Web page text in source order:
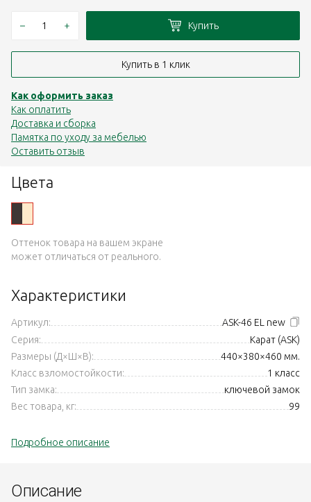
Цвета
Оттенок товара на вашем экране
может отличаться от реального.
Характеристики
Артикул:
ASK-46 EL new
Серия:
Карат (ASK)
Размеры (Д×Ш×В):
440×380×460 мм.
Класс взломостойкости:
1 класс
Тип замка:
ключевой замок
Вес товара, кг:
99
Подробное описание
– + Купить
Купить в 1 клик
Как оформить заказ
Как оплатить
Доставка и сборка
Памятка по уходу за мебелью
Оставить отзыв
Описание